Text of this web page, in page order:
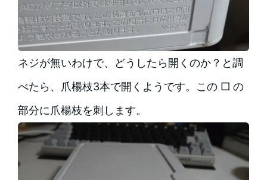
ネジが無いわけで、どうしたら開くのか？と調
べたら、爪楊枝3本で開くようです。この □ の
部分に爪楊枝を刺します。